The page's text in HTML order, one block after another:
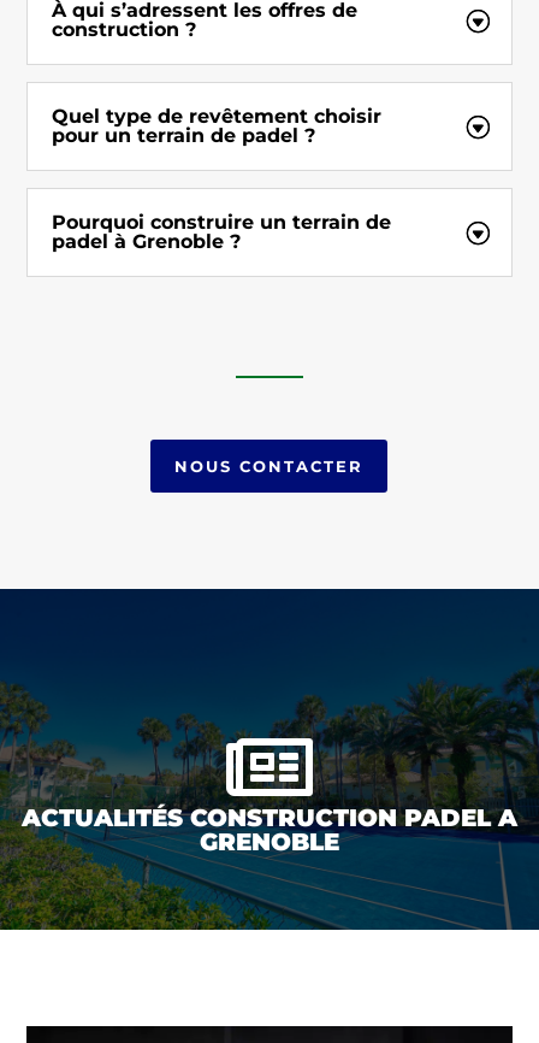
À qui s’adressent les offres de
construction ?
Quel type de revêtement choisir
pour un terrain de padel ?
Pourquoi construire un terrain de
padel à Grenoble ?
NOUS CONTACTER

ACTUALITÉS CONSTRUCTION PADEL A
GRENOBLE